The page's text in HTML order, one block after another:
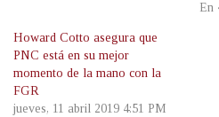
En
Howard Cotto asegura que
PNC está en su mejor
momento de la mano con la
FGR
jueves, 11 abril 2019 4:51 PM